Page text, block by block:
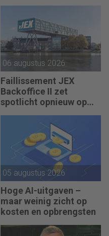
06 augustus 2026
Faillissement JEX
Backoffice II zet
spotlicht opnieuw op
JEX
05 augustus 2026
Hoge AI-uitgaven –
maar weinig zicht op
kosten en opbrengsten